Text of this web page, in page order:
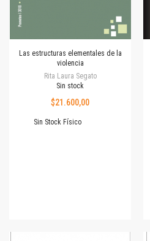
Las estructuras elementales de la
violencia
Rita Laura Segato
Sin stock
$21.600,00
Sin Stock Físico